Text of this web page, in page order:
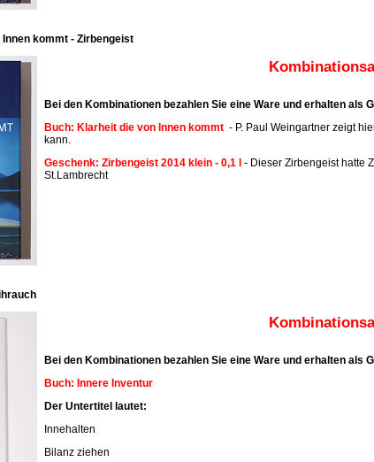
kommt - Zirbengeist
Bei den Kombinationen bezahlen Sie eine Ware und erhalten als
Buch: Klarheit die von Innen kommt - P. Paul Weingartner zeigt
kann.
Geschenk: Zirbengeist 2014 klein - 0,1 l - Dieser Zirbengeist hatte
St.Lambrecht
Bei den Kombinationen bezahlen Sie eine Ware und erhalten als
Buch: Innere Inventur
Der Untertitel lautet:
Innehalten
Bilanz ziehen